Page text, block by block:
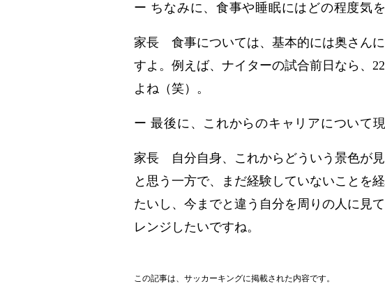
ー ちなみに、食事や睡眠にはどの程度気
家長 食事については、基本的には奥さん
すよ。例えば、ナイターの試合前日なら、
よね（笑）。
ー 最後に、これからのキャリアについて
家長 自分自身、これからどういう景色が
と思う一方で、まだ経験していないことを
たいし、今までと違う自分を周りの人に見
レンジしたいですね。
この記事は、サッカーキングに掲載された内容です。